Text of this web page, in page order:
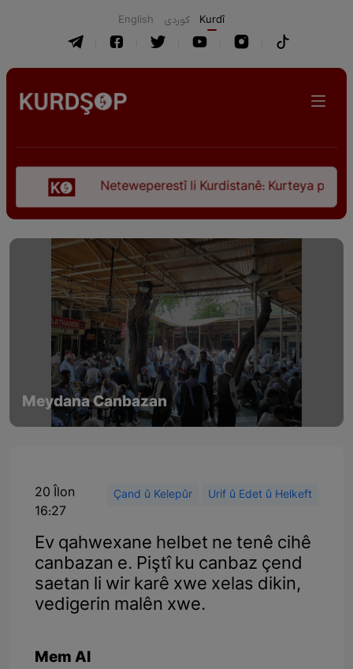
English كوردی Kurdî
Neteweperestî li Kurdistanê: Kurteya pêşveçûna
Meydana Canbazan
20 Îlon
16:27
Çand û Kelepûr Urif û Edet û Helkeft
Ev qahwexane helbet ne tenê cihê
canbazan e. Piştî ku canbaz çend
saetan li wir karê xwe xelas dikin,
vedigerin malên xwe.
Mem Al